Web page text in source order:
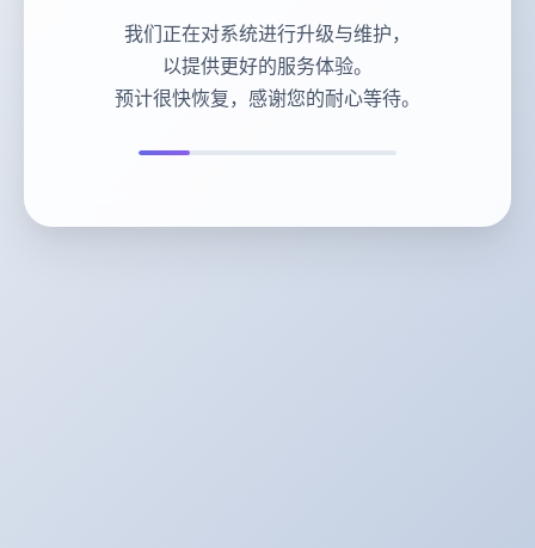
我们正在对系统进行升级与维护，
以提供更好的服务体验。
预计很快恢复，感谢您的耐心等待。